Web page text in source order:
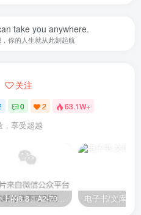
take you anywhere.
你的人生就从此刻起航
关注
0 2 63.1W+
，享受超越
螺栓上的8.8、A2-70是什么意思？ 电子书/文库